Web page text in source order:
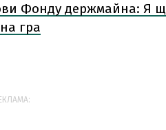
Фонду держмайна: Я
гра